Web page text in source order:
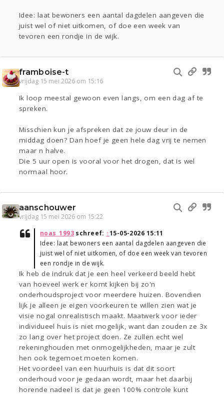
Idee: laat bewoners een aantal dagdelen aangeven die
juist wel of niet uitkomen, of doe een week van
tevoren een rondje in de wijk.
framboise-t
vrijdag 15 mei 2026 om 15:16
Ik loop meestal gewoon even langs, om een dag af te
spreken.
Misschien kun je afspreken dat ze jouw deur in de
middag doen? Dan hoef je geen hele dag vrij te nemen
maar n halve.
Die 5 uur open is vooral voor het drogen, dat is wel
normaal hoor.
aanschouwer
vrijdag 15 mei 2026 om 15:22
noas_1993schreef: ↑15-05-2026 15:11
Idee: laat bewoners een aantal dagdelen aangeven die
juist wel of niet uitkomen, of doe een week van tevoren
een rondje in de wijk.
Ik heb de indruk dat je een heel verkeerd beeld hebt
van hoeveel werk er komt kijken bij zo'n
onderhoudsproject voor meerdere huizen. Bovendien
lijk je alleen je eigen voorkeuren te willen zien wat je
visie nogal onrealistisch maakt. Maatwerk voor ieder
individueel huis is niet mogelijk, want dan zouden ze 3x
zo lang over het project doen. Ze zullen echt wel
rekeninghouden met onmogelijkheden, maar je zult
hen ook tegemoet moeten komen.
Het voordeel van een huurhuis is dat dit soort
onderhoud voor je gedaan wordt, maar het daarbij
horende nadeel is dat je geen 100% controle kunt